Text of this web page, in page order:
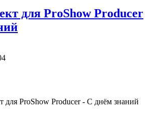
для ProShow Producer